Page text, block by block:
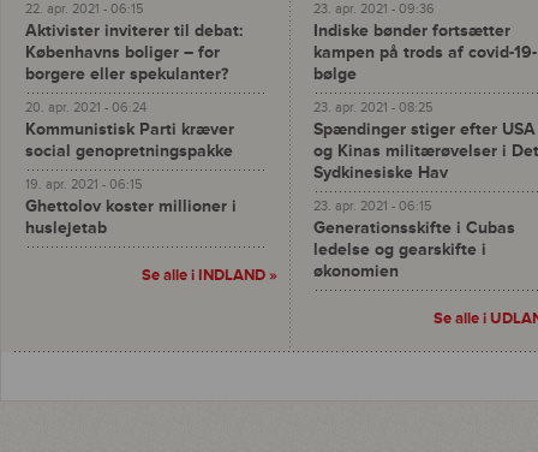
22. apr. 2021 - 06:15
Aktivister inviterer til debat:
Københavns boliger – for
borgere eller spekulanter?
20. apr. 2021 - 06:24
Kommunistisk Parti kræver
social genopretningspakke
19. apr. 2021 - 06:15
Ghettolov koster millioner i
huslejetab
Se alle i INDLAND »
23. apr. 2021 - 09:36
Indiske bønder fortsætter
kampen på trods af covid-19-
bølge
23. apr. 2021 - 08:25
Spændinger stiger efter USA
og Kinas militærøvelser i Det
Sydkinesiske Hav
23. apr. 2021 - 06:15
Generationsskifte i Cubas
ledelse og gearskifte i
økonomien
Se alle i